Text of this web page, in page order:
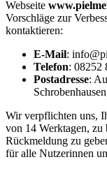
Webseite
Vorschläge zur
kontaktieren:
E-Mail:
Telefon: 08252
Postadresse:
Wir verpflichten uns,
von 14 Werktagen, zu
Rückmeldung zu
für alle Nutzerinnen